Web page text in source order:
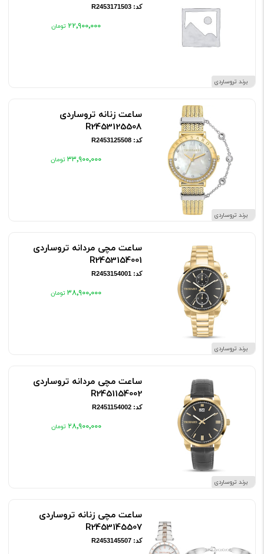
برند تروساردی
کد: R2453171503
۲۲٬۹۰۰٬۰۰۰
برند تروساردی
ساعت زنانه تروساردی
R2453125508
کد: R2453125508
۳۳٬۹۰۰٬۰۰۰
برند تروساردی
ساعت مچی مردانه تروساردی
R2453154001
کد: R2453154001
۳۸٬۹۰۰٬۰۰۰
برند تروساردی
ساعت مچی مردانه تروساردی
R2451154002
کد: R2451154002
۲۸٬۹۰۰٬۰۰۰
ساعت مچی زنانه تروساردی
R2453145507
کد: R2453145507